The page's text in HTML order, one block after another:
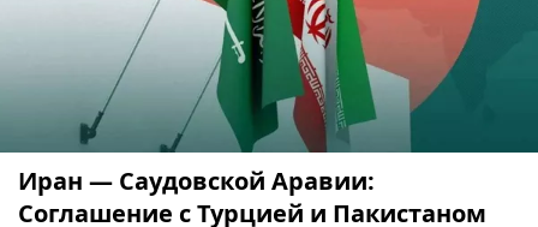
Иран — Саудовской Аравии:
Соглашение с Турцией и Пакистаном